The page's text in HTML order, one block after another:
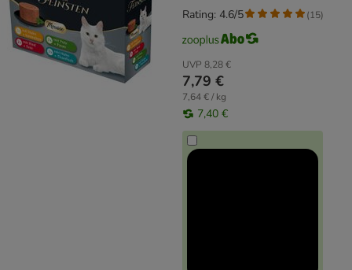
UVP 8,28 €
7,79 €
7,64 € / kg
7,40 €
Rating: 4.6/5 (15)